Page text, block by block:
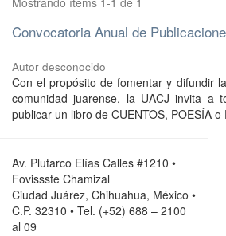
Convocatoria Anual de
Autor desconocido
Con el propósito de fomentar y difundir
comunidad juarense, la UACJ invita a
publicar un libro de CUENTOS, POESÍA o
Av. Plutarco Elías Calles #1210 •
Fovissste Chamizal
Ciudad Juárez, Chihuahua, México •
C.P. 32310 • Tel. (+52) 688 – 2100
al 09